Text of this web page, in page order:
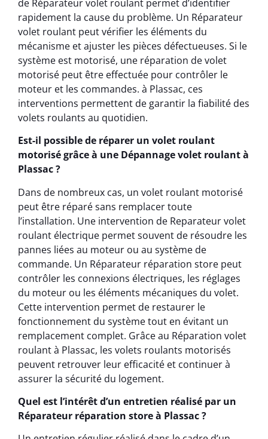
de Réparateur volet roulant permet d’identifier
rapidement la cause du problème. Un Réparateur
volet roulant peut vérifier les éléments du
mécanisme et ajuster les pièces défectueuses. Si le
système est motorisé, une réparation de volet
motorisé peut être effectuée pour contrôler le
moteur et les commandes. à Plassac, ces
interventions permettent de garantir la fiabilité des
volets roulants au quotidien.
Est-il possible de réparer un volet roulant
motorisé grâce à une Dépannage volet roulant à
Plassac ?
Dans de nombreux cas, un volet roulant motorisé
peut être réparé sans remplacer toute
l’installation. Une intervention de Reparateur volet
roulant électrique permet souvent de résoudre les
pannes liées au moteur ou au système de
commande. Un Réparateur réparation store peut
contrôler les connexions électriques, les réglages
du moteur ou les éléments mécaniques du volet.
Cette intervention permet de restaurer le
fonctionnement du système tout en évitant un
remplacement complet. Grâce au Réparation volet
roulant à Plassac, les volets roulants motorisés
peuvent retrouver leur efficacité et continuer à
assurer la sécurité du logement.
Quel est l’intérêt d’un entretien réalisé par un
Réparateur réparation store à Plassac ?